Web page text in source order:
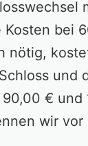
Kosten bei
nötig,
und
€ und
wir vor